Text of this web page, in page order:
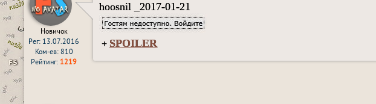
Новичок
Рег: 13.07.2016
Ком-ев: 810
Рейтинг: 1219
hoosnil _2017-01-21
+ SPOILER